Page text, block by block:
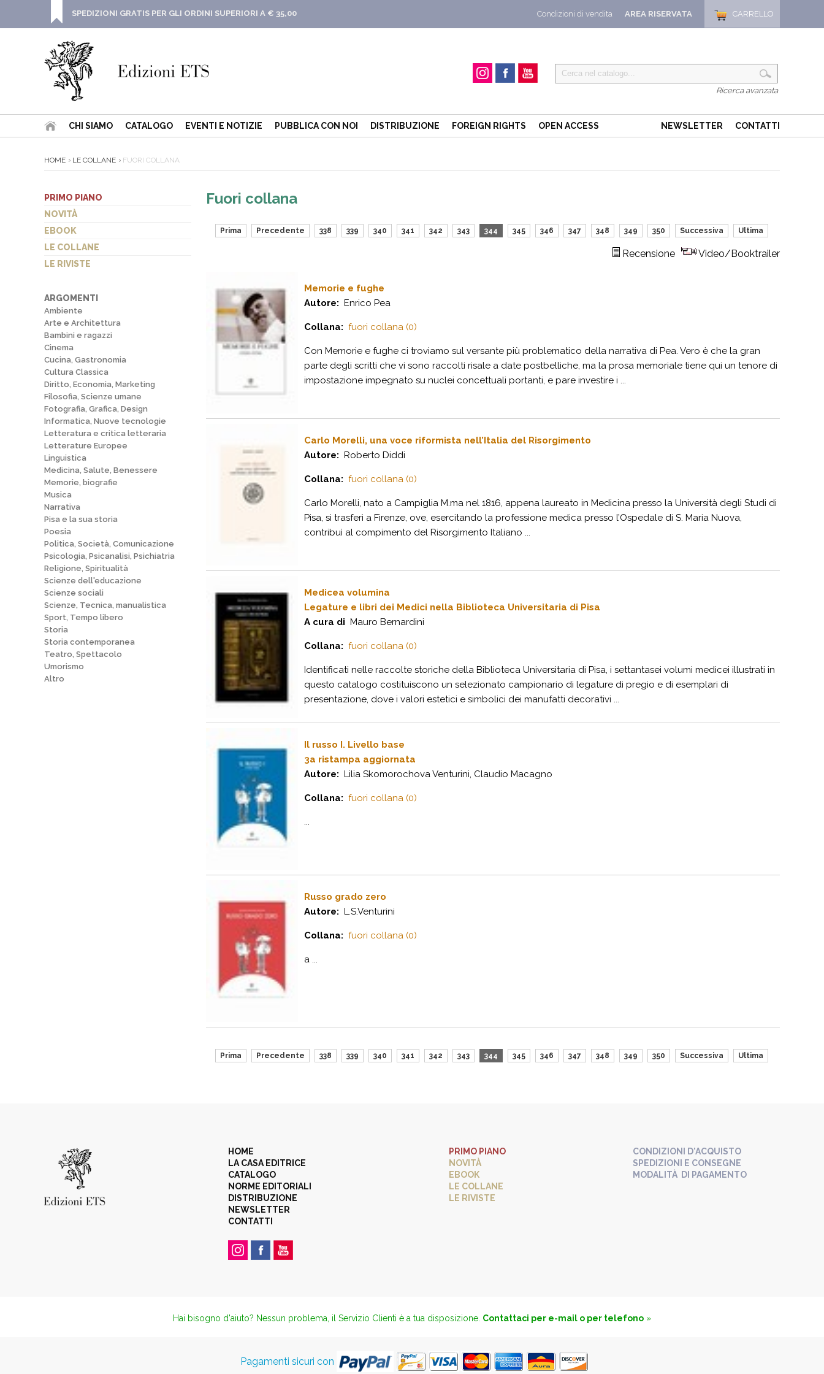
CARRELLO
AREA RISERVATA
Condizioni di vendita
SPEDIZIONI GRATIS PER GLI ORDINI SUPERIORI A € 35,00
Ricerca avanzata
CHI SIAMO CATALOGO EVENTI E NOTIZIE PUBBLICA CON NOI DISTRIBUZIONE FOREIGN RIGHTS OPEN ACCESS NEWSLETTER CONTATTI
HOME LE COLLANE FUORI COLLANA
PRIMO PIANO
NOVITÀ
EBOOK
LE COLLANE
LE RIVISTE
ARGOMENTI
Ambiente
Arte e Architettura
Bambini e ragazzi
Cinema
Cucina, Gastronomia
Cultura Classica
Diritto, Economia, Marketing
Filosofia, Scienze umane
Fotografia, Grafica, Design
Informatica, Nuove tecnologie
Letteratura e critica letteraria
Letterature Europee
Linguistica
Medicina, Salute, Benessere
Memorie, biografie
Musica
Narrativa
Pisa e la sua storia
Poesia
Politica, Società, Comunicazione
Psicologia, Psicanalisi, Psichiatria
Religione, Spiritualità
Scienze dell'educazione
Scienze sociali
Scienze, Tecnica, manualistica
Sport, Tempo libero
Storia
Storia contemporanea
Teatro, Spettacolo
Umorismo
Altro
Fuori collana
Prima Precedente 338 339 340 341 342 343 344 345 346 347 348 349 350 Successiva Ultima
Recensione Video/Booktrailer
Memorie e fughe
Autore: Enrico Pea
Collana: fuori collana (0)
Con Memorie e fughe ci troviamo sul versante più problematico della narrativa di Pea. Vero è che la gran
parte degli scritti che vi sono raccolti risale a date postbelliche, ma la prosa memoriale tiene qui un tenore di
impostazione impegnato su nuclei concettuali portanti, e pare investire i ...
Carlo Morelli, una voce riformista nell’Italia del Risorgimento
Autore: Roberto Diddi
Collana: fuori collana (0)
Carlo Morelli, nato a Campiglia M.ma nel 1816, appena laureato in Medicina presso la Università degli Studi di
Pisa, si trasferì a Firenze, ove, esercitando la professione medica presso l’Ospedale di S. Maria Nuova,
contribuì al compimento del Risorgimento Italiano ...
Medicea volumina
Legature e libri dei Medici nella Biblioteca Universitaria di Pisa
A cura di Mauro Bernardini
Collana: fuori collana (0)
Identificati nelle raccolte storiche della Biblioteca Universitaria di Pisa, i settantasei volumi medicei illustrati in
questo catalogo costituiscono un selezionato campionario di legature di pregio e di esemplari di
presentazione, dove i valori estetici e simbolici dei manufatti decorativi ...
Il russo I. Livello base
3a ristampa aggiornata
Autore: Lilia Skomorochova Venturini, Claudio Macagno
Collana: fuori collana (0)
...
Russo grado zero
Autore: L.S.Venturini
Collana: fuori collana (0)
a ...
Prima Precedente 338 339 340 341 342 343 344 345 346 347 348 349 350 Successiva Ultima
HOME
LA CASA EDITRICE
CATALOGO
NORME EDITORIALI
DISTRIBUZIONE
NEWSLETTER
CONTATTI
PRIMO PIANO
NOVITÀ
EBOOK
LE COLLANE
LE RIVISTE
CONDIZIONI D'ACQUISTO
SPEDIZIONI E CONSEGNE
MODALITÀ DI PAGAMENTO
Hai bisogno d'aiuto? Nessun problema, il Servizio Clienti è a tua disposizione. Contattaci per e-mail o per telefono »
Pagamenti sicuri con